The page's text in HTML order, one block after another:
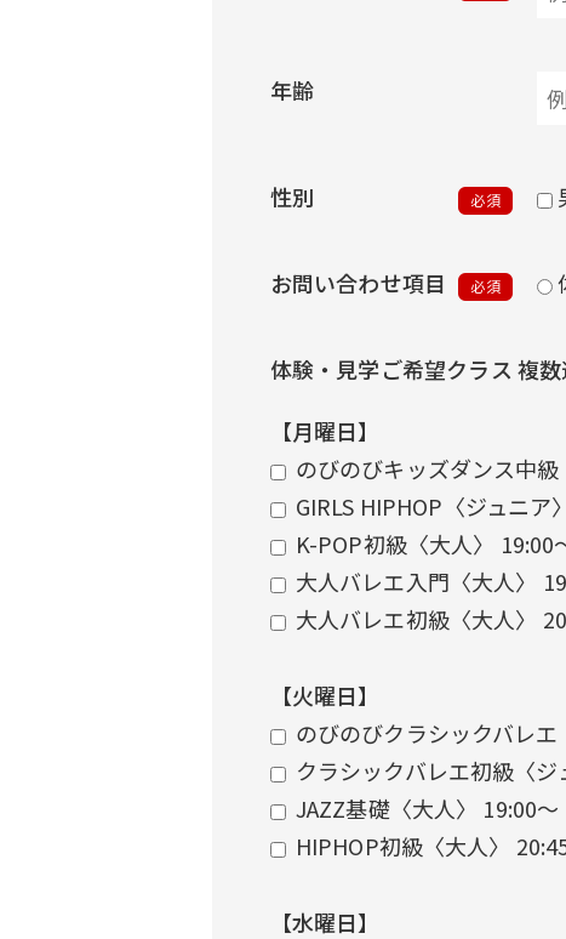
年齢
性別 必須
お問い合わせ項目 必須
体験・見学ご希望クラス 複
【月曜日】
のびのびキッズダンス中級
GIRLS HIPHOP〈ジュニア
K-POP初級〈大人〉 19:00
大人バレエ入門〈大人〉
大人バレエ初級〈大人〉
【火曜日】
のびのびクラシックバレエ
クラシックバレエ初級〈ジ
JAZZ基礎〈大人〉 19:00〜
HIPHOP初級〈大人〉
【水曜日】